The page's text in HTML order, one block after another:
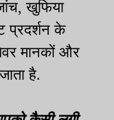
खुफिया
प्रदर्शन के
मानकों और
है.